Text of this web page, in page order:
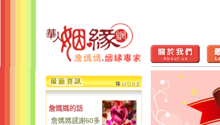
詹媽媽的話
詹媽媽感謝60多